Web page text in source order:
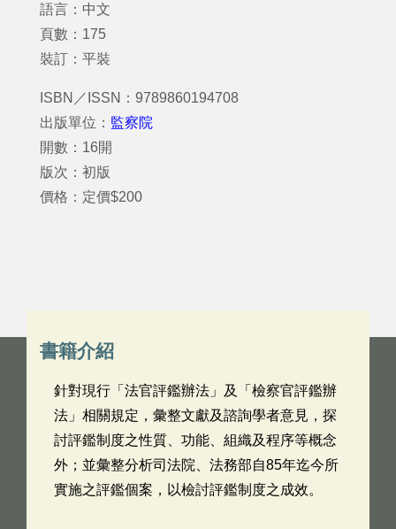
語言：中文
頁數：175
裝訂：平裝
ISBN／ISSN：9789860194708
出版單位： 監察院
開數：16開
版次：初版
價格：定價$200
書籍介紹
針對現行「法官評鑑辦法」及「檢察官評鑑辦
法」相關規定，彙整文獻及諮詢學者意見，探
討評鑑制度之性質、功能、組織及程序等概念
外；並彙整分析司法院、法務部自85年迄今所
實施之評鑑個案，以檢討評鑑制度之成效。